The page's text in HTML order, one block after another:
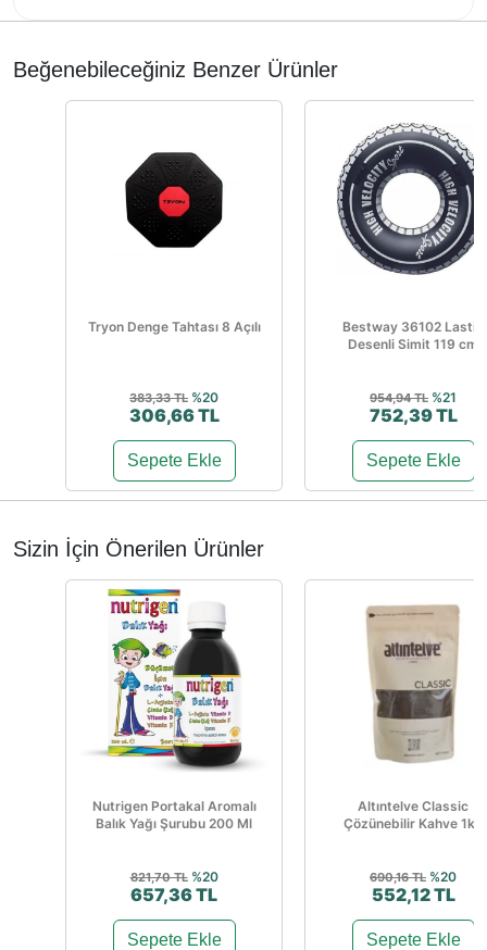
Beğenebileceğiniz Benzer Ürünler
Tryon Denge Tahtası 8 Açılı
383,33 TL %20
306,66 TL
Sepete Ekle
Bestway 36102 Lastik
Desenli Simit 119 cm
954,94 TL %21
752,39 TL
Sepete Ekle
Sizin İçin Önerilen Ürünler
Nutrigen Portakal Aromalı
Balık Yağı Şurubu 200 Ml
821,70 TL %20
657,36 TL
Sepete Ekle
Altıntelve Classic
Çözünebilir Kahve 1kg
690,16 TL %20
552,12 TL
Sepete Ekle